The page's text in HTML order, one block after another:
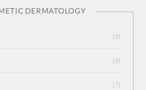
DERMATOLOGY
(3)
(9)
(7)